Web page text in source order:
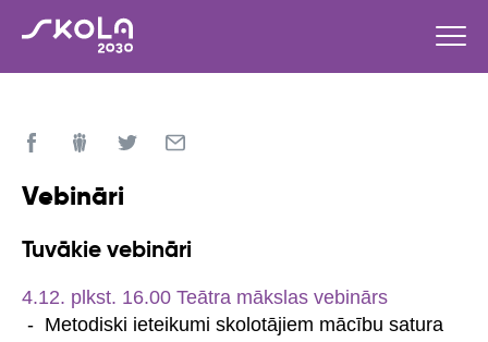
Vebināri
Tuvākie vebināri
4.12. plkst. 16.00 Teātra mākslas vebinārs
- Metodiski ieteikumi skolotājiem mācību satura